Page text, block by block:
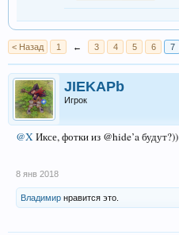
< Назад 1 ← 3 4 5 6 7
JIEKAPb
Игрок
@XИксе, фотки из @hide’a будут?))
8 янв 2018
Владимир нравится это.